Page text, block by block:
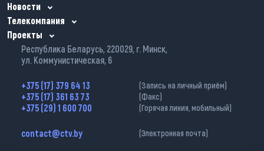
Новости
Телекомпания
Проекты
Республика Беларусь, 220029, г. Минск,
ул. Коммунистическая, 6
+375 (17) 379 64 13 (Запись на личный приём)
+375 (17) 361 63 73 (Факс)
+375 (29) 1 600 700 (Горячая линия, мобильный)
contact@ctv.by (Электронная почта)